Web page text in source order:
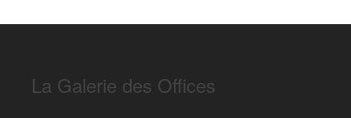
La Galerie des Offices